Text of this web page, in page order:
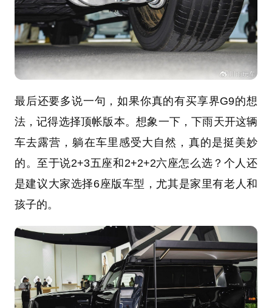
最后还要多说一句，如果你真的有买享界G9的想
法，记得选择顶帐版本。想象一下，下雨天开这辆
车去露营，躺在车里感受大自然，真的是挺美妙
的。至于说2+3五座和2+2+2六座怎么选？个人还
是建议大家选择6座版车型，尤其是家里有老人和
孩子的。